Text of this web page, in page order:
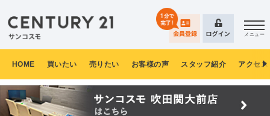
メニュー
HOME 買いたい 売りたい お客様の声 スタッフ紹介 アクセ